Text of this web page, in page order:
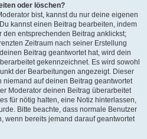
oder löschen?
bist, kannst du nur deine eigenen
kannst einen Beitrag bearbeiten, indem
den entsprechenden Beitrag anklickst;
Zeitraum nach seiner Erstellung
Beitrag geantwortet hat, wird dein
gekennzeichnet. Es wird sowohl
der Bearbeitungen angezeigt. Dieser
niemand auf deinen Beitrag geantwortet
Moderator deinen Beitrag überarbeitet
für nötig halten, eine Notiz hinterlassen,
Bitte beachte, dass normale Benutzer
wenn bereits jemand darauf geantwortet